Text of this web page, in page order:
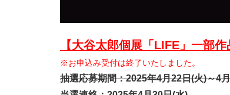
【大谷太郎個展「LIFE」一部作
※お申込み受付は終了いたしました。
抽選応募期間：2025年4月22日(火)～4